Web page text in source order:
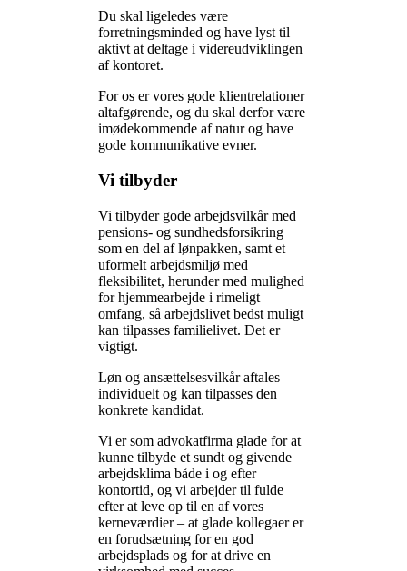
Du skal ligeledes være
forretningsminded og have lyst til
aktivt at deltage i videreudviklingen
af kontoret.
For os er vores gode klientrelationer
altafgørende, og du skal derfor være
imødekommende af natur og have
gode kommunikative evner.
Vi tilbyder
Vi tilbyder gode arbejdsvilkår med
pensions- og sundhedsforsikring
som en del af lønpakken, samt et
uformelt arbejdsmiljø med
fleksibilitet, herunder med mulighed
for hjemmearbejde i rimeligt
omfang, så arbejdslivet bedst muligt
kan tilpasses familielivet. Det er
vigtigt.
Løn og ansættelsesvilkår aftales
individuelt og kan tilpasses den
konkrete kandidat.
Vi er som advokatfirma glade for at
kunne tilbyde et sundt og givende
arbejdsklima både i og efter
kontortid, og vi arbejder til fulde
efter at leve op til en af vores
kerneværdier – at glade kollegaer er
en forudsætning for en god
arbejdsplads og for at drive en